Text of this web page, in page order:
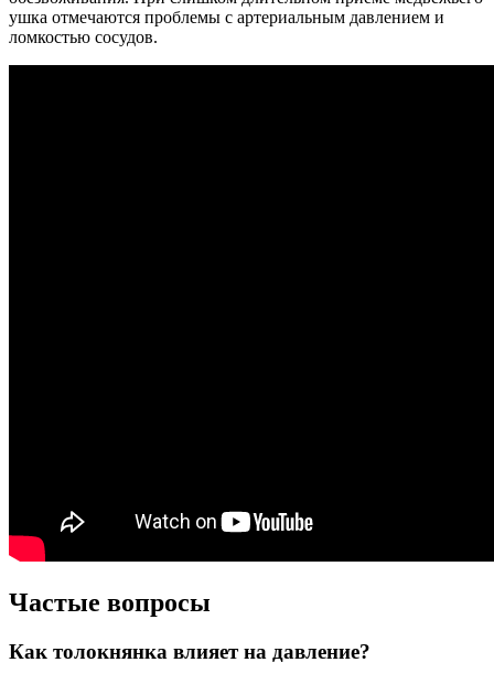
ушка отмечаются проблемы с артериальным давлением и
ломкостью сосудов.
Частые вопросы
Как толокнянка влияет на давление?